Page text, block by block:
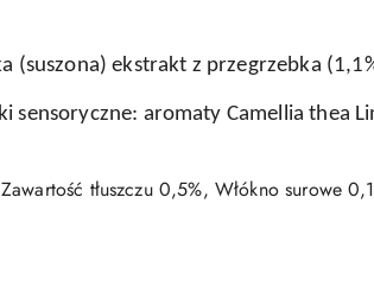
(suszona) ekstrakt z przegrzebka
sensoryczne: aromaty Camellia thea
tłuszczu 0,5%, Włókno surowe